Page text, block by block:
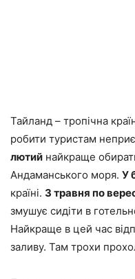
Тайланд – тропічна
робити туристам
лютий найкраще
Андаманського моря. У
країні. З травня по
змушує сидіти в
Найкраще в цей час
заливу. Там трохи